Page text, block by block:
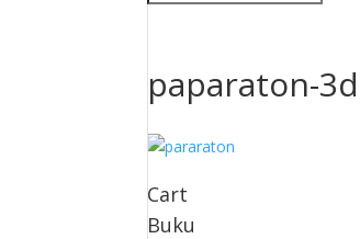
paparaton-3d
Cart
Buku